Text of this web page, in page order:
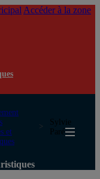
Accéder à la zone
et
Sylvie
Paré